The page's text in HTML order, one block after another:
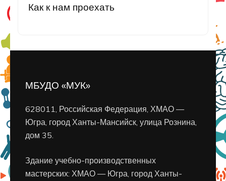
Как к нам проехать
МБУДО «МУК»
628011, Российская Федерация, ХМАО —
Югра, город Ханты-Мансийск, улица Рознина,
дом 35.
Здание учебно-производственных
мастерских: ХМАО — Югра, город Ханты-